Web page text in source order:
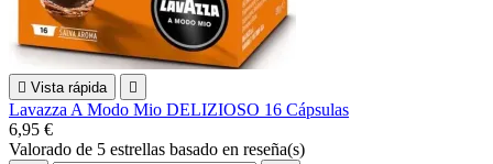
 Vista rápida 
Lavazza A Modo Mio DELIZIOSO 16 Cápsulas
6,95 €
Valorado de 5 estrellas basado en reseña(s)